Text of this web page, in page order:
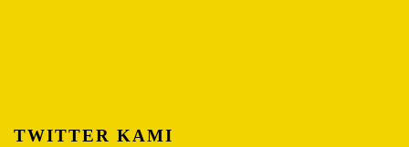
TWITTER KAMI